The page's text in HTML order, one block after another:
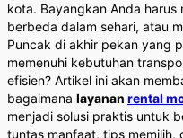
kota. Bayangkan Anda
berbeda dalam sehari, atau
Puncak di akhir pekan yang
memenuhi kebutuhan
efisien? Artikel ini akan
bagaimana layanan rental
menjadi solusi praktis untuk
tuntas manfaat, tips memilih,